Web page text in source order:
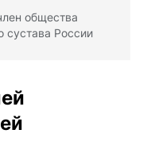
общества
сустава России